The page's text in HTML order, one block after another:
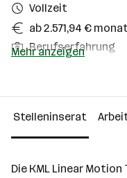
Vollzeit
ab 2.571,94 €
Berufserfahrung
Über das
101 - 500
Mehr anzeigen
Stelleninserat
Die KML Linear